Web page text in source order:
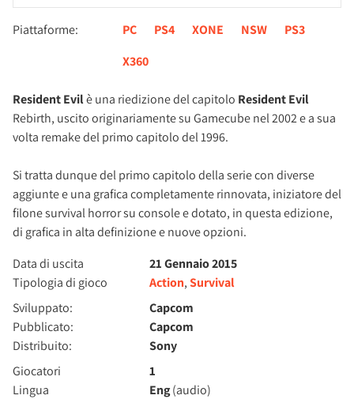
Piattaforme: PC PS4 XONE NSW
PS3
X360
Resident Evilè una riedizione del capitolo Resident Evil
Rebirth, uscito originariamente su Gamecube nel 2002 e a sua
volta remake del primo capitolo del 1996.
Si tratta dunque del primo capitolo della serie con diverse
aggiunte e una grafica completamente rinnovata, iniziatore del
filone survival horror su console e dotato, in questa edizione,
di grafica in alta definizione e nuove opzioni.
Data di uscita
21 Gennaio 2015
Tipologia di gioco
Action,Survival
Sviluppato:
Capcom
Pubblicato:
Capcom
Distribuito:
Sony
Giocatori
1
Lingua
Eng(audio)